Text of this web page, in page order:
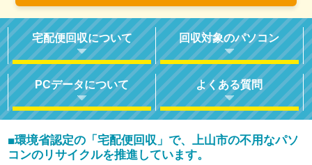
宅配便回収について 回収対象のパソコン
PCデータについて よくある質問
■環境省認定の「宅配便回収」で、上山市の不用なパソ
コンのリサイクルを推進しています。